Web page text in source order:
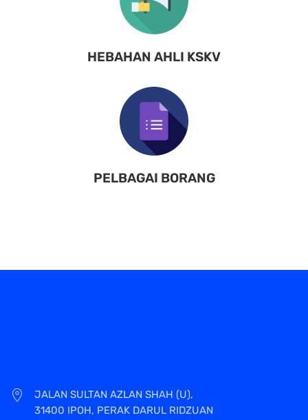
HEBAHAN AHLI KSKV
PELBAGAI BORANG
JALAN SULTAN AZLAN SHAH (U),
31400 IPOH, PERAK DARUL RIDZUAN